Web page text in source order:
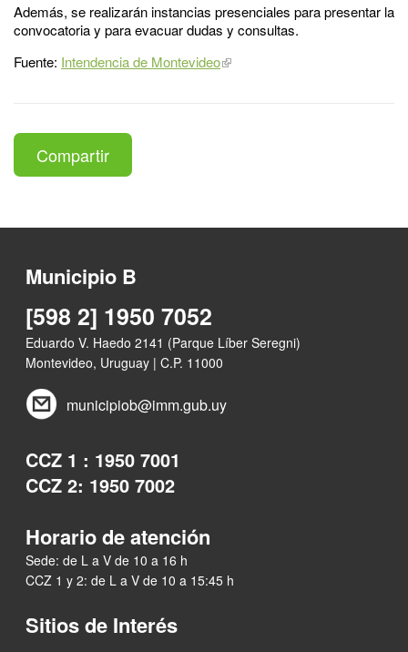
Además, se realizarán instancias presenciales para presentar la
convocatoria y para evacuar dudas y consultas.
Fuente: Intendencia de Montevideo
Compartir
Municipio B
[598 2] 1950 7052
Eduardo V. Haedo 2141 (Parque Líber Seregni)
Montevideo, Uruguay | C.P. 11000
municipiob@imm.gub.uy
CCZ 1 : 1950 7001
CCZ 2: 1950 7002
Horario de atención
Sede: de L a V de 10 a 16 h
CCZ 1 y 2: de L a V de 10 a 15:45 h
Sitios de Interés